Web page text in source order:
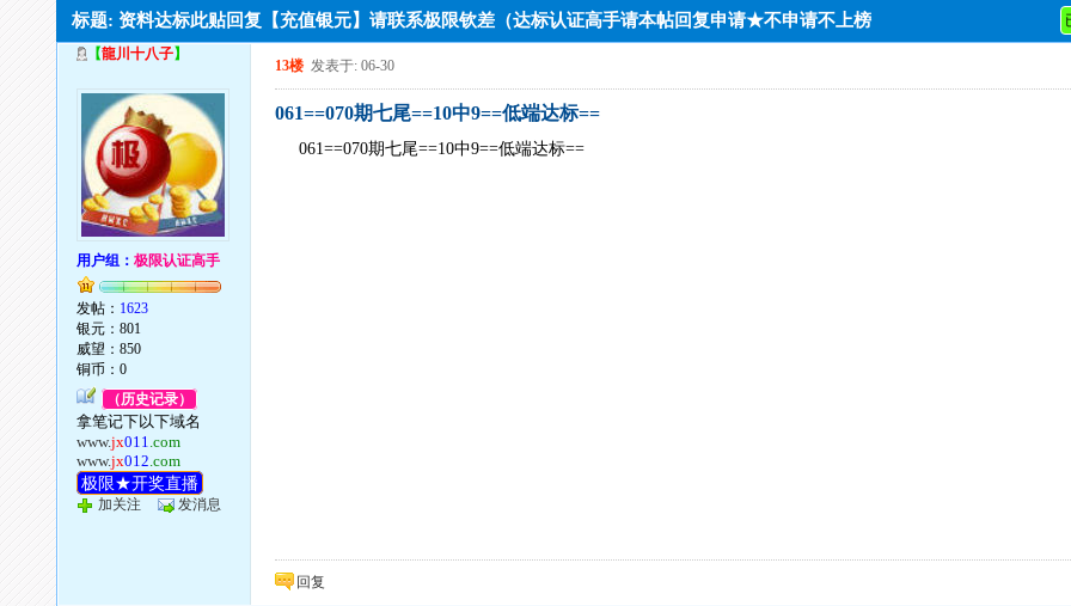
标题: 资料达标此贴回复【充值银元】请联系极限钦差（达标认证高手请本帖回复申请★不申请不上榜
【龍川十八子】
用户组：极限认证高手
发帖： 1623
银元：801
威望：850
铜币：0
（历史记录）
拿笔记下以下域名
www.jx011.com
www.jx012.com
极限★开奖直播
加关注 发消息
13楼 发表于: 06-30
061==070期七尾==10中9==低端达标==
061==070期七尾==10中9==低端达标==
回复